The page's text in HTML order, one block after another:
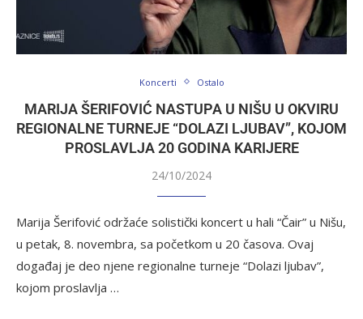
Koncerti Ostalo
MARIJA ŠERIFOVIĆ NASTUPA U NIŠU U OKVIRU
REGIONALNE TURNEJE “DOLAZI LJUBAV”, KOJOM
PROSLAVLJA 20 GODINA KARIJERE
24/10/2024
Marija Šerifović održaće solistički koncert u hali “Čair” u Nišu,
u petak, 8. novembra, sa početkom u 20 časova. Ovaj
događaj je deo njene regionalne turneje “Dolazi ljubav”,
kojom proslavlja …